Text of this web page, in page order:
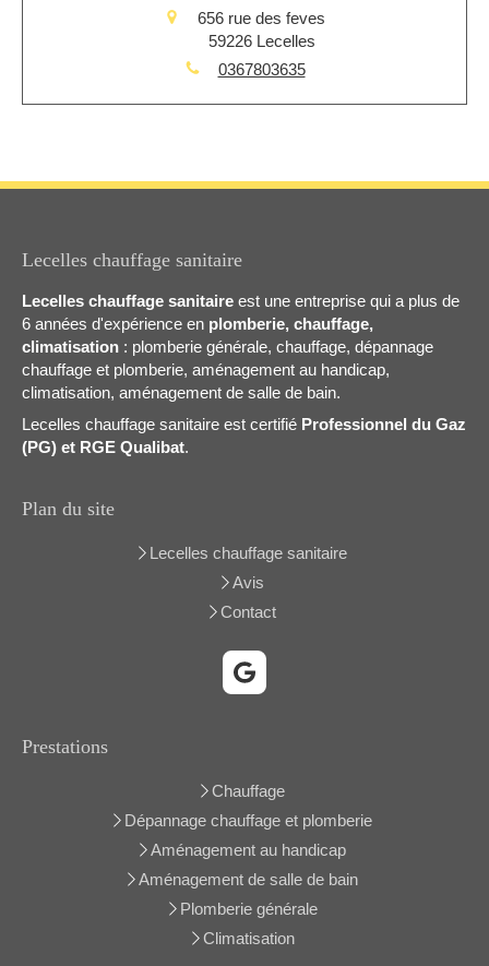
656 rue des feves
59226 Lecelles
0367803635
Lecelles chauffage sanitaire
Lecelles chauffage sanitaire est une entreprise qui a plus de
6 années d'expérience en plomberie, chauffage,
climatisation : plomberie générale, chauffage, dépannage
chauffage et plomberie, aménagement au handicap,
climatisation, aménagement de salle de bain.
Lecelles chauffage sanitaire est certifié Professionnel du Gaz
(PG) et RGE Qualibat.
Plan du site
Lecelles chauffage sanitaire
Avis
Contact
Prestations
Chauffage
Dépannage chauffage et plomberie
Aménagement au handicap
Aménagement de salle de bain
Plomberie générale
Climatisation